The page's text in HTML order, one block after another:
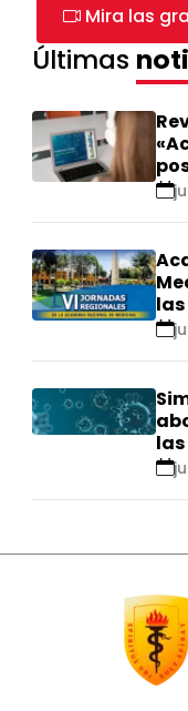
Mira las
Últimas
se